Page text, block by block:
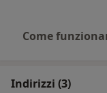
Come
Indirizzi (3)